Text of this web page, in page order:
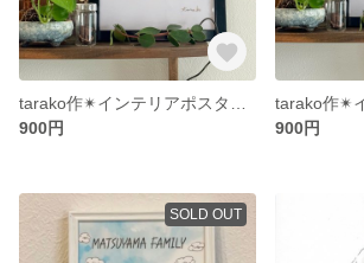
900円
900円
SOLD OUT